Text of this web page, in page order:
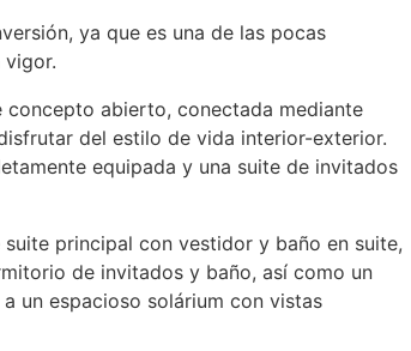
ya que es una de las pocas
vigor.
concepto abierto, conectada mediante
del estilo de vida interior-exterior.
equipada y una suite de invitados
principal con vestidor y baño en suite,
de invitados y baño, así como un
un espacioso solárium con vistas